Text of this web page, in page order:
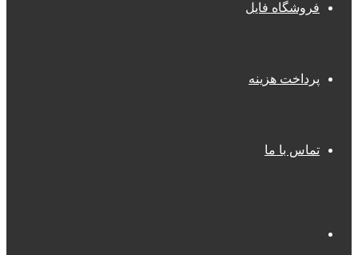
فروشگاه فایل
پرداخت هزینه
تماس با ما